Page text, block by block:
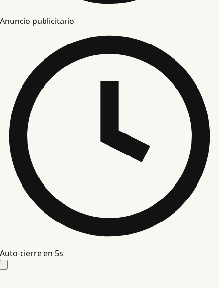
Anuncio publicitario
Auto-cierre en 4s